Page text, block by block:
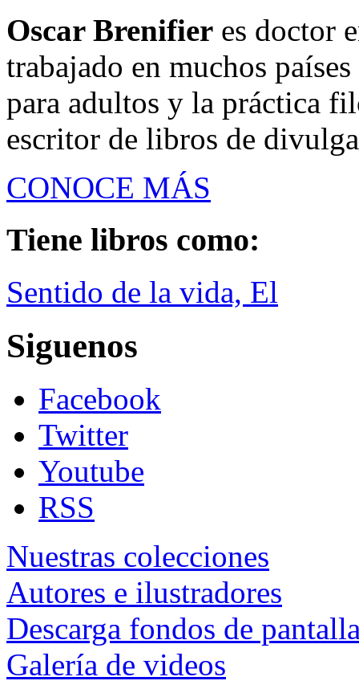
Oscar Brenifier es doctor
trabajado en muchos
para adultos y la práctica
escritor de libros de
CONOCE MÁS
Tiene libros como:
Sentido de la vida, El
Siguenos
Facebook
Twitter
Youtube
RSS
Nuestras colecciones
Autores e ilustradores
Descarga fondos de
Galería de videos